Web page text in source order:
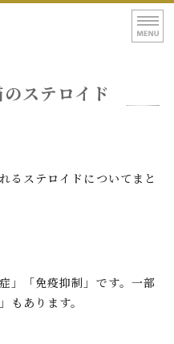
平井動物病院｜
のステロイド
るステロイドについてまと
」「免疫抑制」です。一部
もあります。